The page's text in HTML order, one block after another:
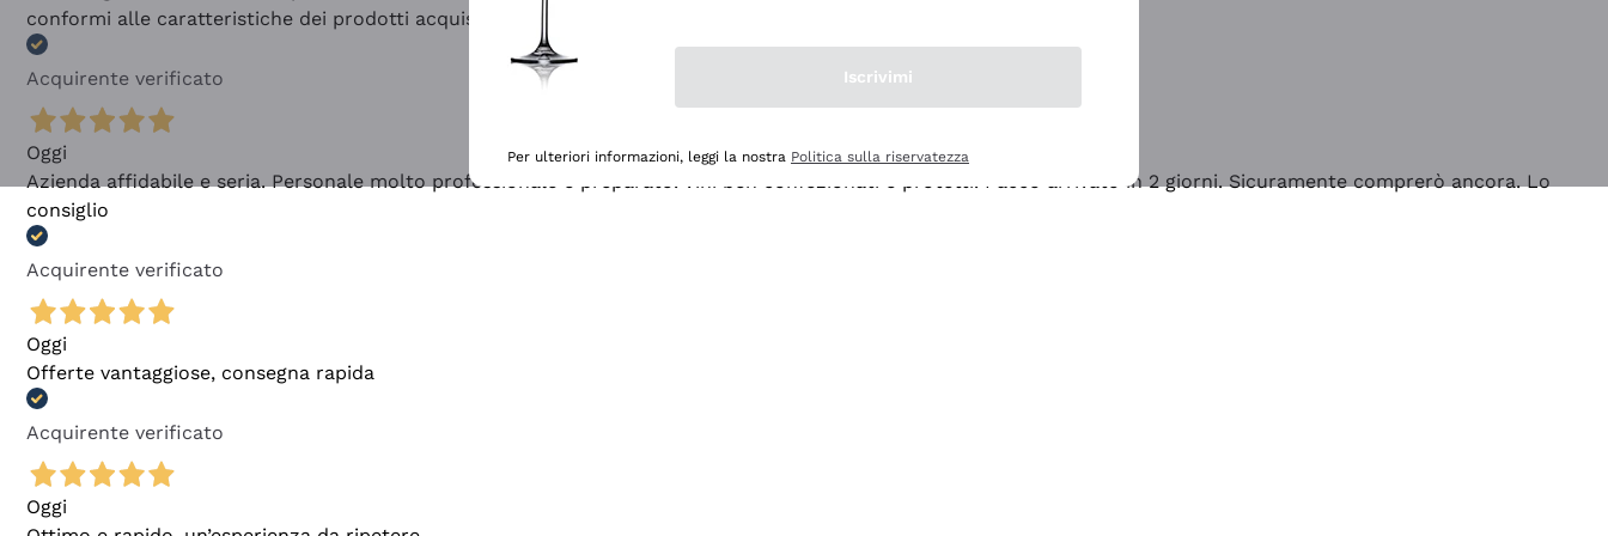
conformi alle caratteristiche dei prodotti acquistati
Acquirente verificato
Oggi
Azienda affidabile e seria. Personale molto professionale e preparato. Vini ben confezionati e protetti. Pacco arrivato in 2 giorni. Sicuramente comprerò ancora. Lo
consiglio
Acquirente verificato
Oggi
Offerte vantaggiose, consegna rapida
Acquirente verificato
Oggi
Iscrivimi
Per ulteriori informazioni, leggi la nostra Politica sulla riservatezza